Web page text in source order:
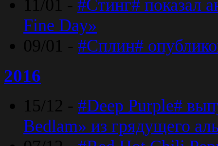
11/01 - #Стинг# показал
Fine Day»
09/01 - #Сплин#
2016
15/12 - #Deep Purple#
Bedlam» из грядущего